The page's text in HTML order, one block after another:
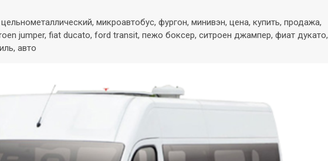
микроавтобус, фургон, минивэн, цена, купить, продажа,
jumper, fiat ducato, ford transit, пежо боксер, ситроен джампер, фиат дукато,
авто